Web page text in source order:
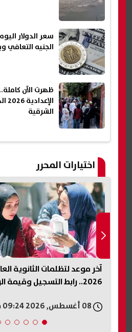
سعر الدولار
الجنيه التعافي
ظهرت الآن
الشرقية
اختيارات المحرر
آخر موعد لتظلمات الثانوية
2026.. رابط التسجيل وقيمة الرسوم